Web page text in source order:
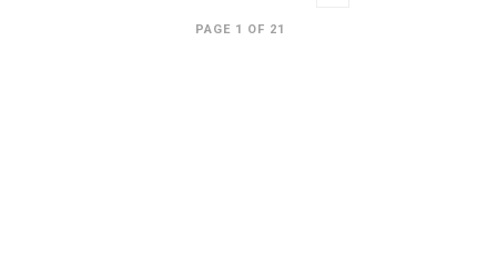
PAGE 1 OF 21